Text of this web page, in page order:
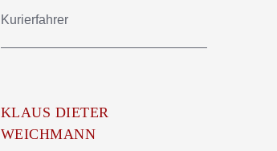
Kurierfahrer
KLAUS DIETER
WEICHMANN